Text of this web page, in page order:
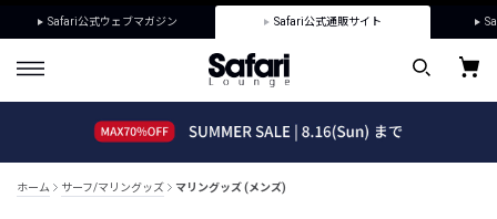
Safari公式ウェブマガジン Safari公式通販サイト
ホーム サーフ/マリングッズ マリングッズ (メンズ)